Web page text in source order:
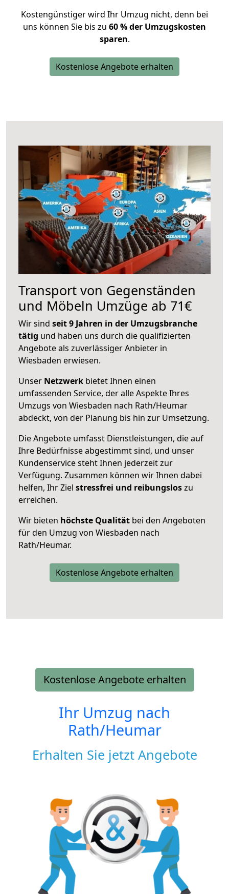
Kostengünstiger wird Ihr Umzug nicht, denn bei
uns können Sie bis zu 60 % der Umzugskosten
sparen.
Kostenlose Angebote erhalten
Transport von Gegenständen
und Möbeln Umzüge ab 71€
Wir sind seit 9 Jahren in der Umzugsbranche
tätig und haben uns durch die qualifizierten
Angebote als zuverlässiger Anbieter in
Wiesbaden erwiesen.
Unser Netzwerk bietet Ihnen einen
umfassenden Service, der alle Aspekte Ihres
Umzugs von Wiesbaden nach Rath/Heumar
abdeckt, von der Planung bis hin zur Umsetzung.
Die Angebote umfasst Dienstleistungen, die auf
Ihre Bedürfnisse abgestimmt sind, und unser
Kundenservice steht Ihnen jederzeit zur
Verfügung. Zusammen können wir Ihnen dabei
helfen, Ihr Ziel stressfrei und reibungsloszu
erreichen.
Wir bieten höchste Qualität bei den Angeboten
für den Umzug von Wiesbaden nach
Rath/Heumar.
Kostenlose Angebote erhalten
Kostenlose Angebote erhalten
Ihr Umzug nach
Rath/Heumar
Erhalten Sie jetzt Angebote